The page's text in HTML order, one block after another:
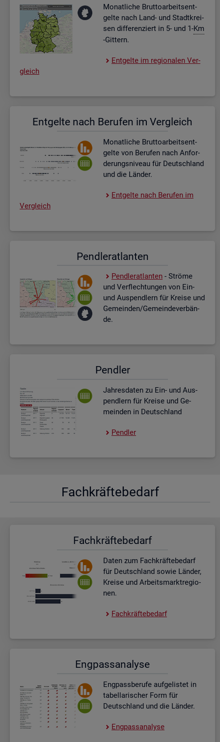
Mo­nat­li­che Brut­to­ar­beits­ent­
gel­te nach Land- und Stadt­krei­
sen dif­fe­ren­ziert in 5- und 1-Km
-Git­tern.
Ent­gel­te im re­gio­na­len Ver­
gleich
Ent­gel­te nach Be­ru­fen im Ver­gleich
Mo­nat­li­che Brut­to­ar­beits­ent­
gel­te von Be­ru­fen nach An­for­
de­rungs­ni­veau für Deutsch­land
und die Län­der.
Ent­gel­te nach Be­ru­fen im
Ver­gleich
Pend­ler­at­lan­ten
Pend­ler­at­lan­ten - Strö­me
und Ver­flech­tun­gen von Ein-
und Aus­pend­lern für Krei­se und
Ge­mein­den/Ge­mein­de­ver­bän­
de.
Pend­ler
Jah­res­da­ten zu Ein- und Aus­
pend­lern für Krei­se und Ge­
mein­den in Deutsch­land
Pend­ler
Fach­kräf­te­be­darf
Fach­kräf­te­be­darf
Daten zum Fach­kräf­te­be­darf
für Deutsch­land sowie Län­der,
Krei­se und Ar­beits­markt­re­gio­
nen.
Fach­kräf­te­be­darf
Eng­pass­ana­ly­se
Eng­pass­be­ru­fe auf­ge­lis­tet in
ta­bel­la­ri­scher Form für
Deutsch­land und die Län­der.
Eng­pass­ana­ly­se